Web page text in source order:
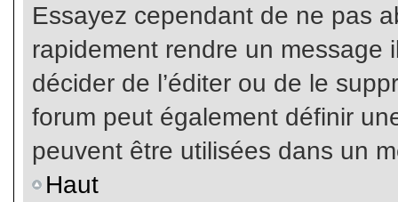
Essayez cependant de ne pas
rapidement rendre un message
décider de l’éditer ou de le
forum peut également définir
peuvent être utilisées dans un
Haut